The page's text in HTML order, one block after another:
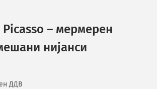
– мермерен
нијанси
ДДВ